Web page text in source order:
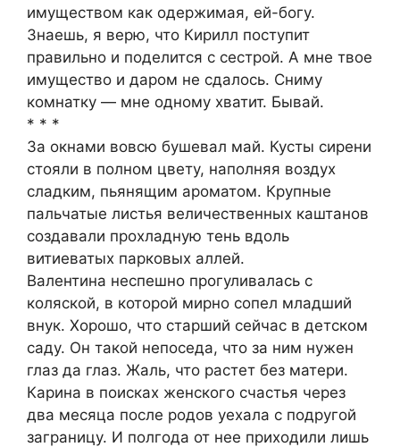
имуществом как одержимая, ей-богу.
Знаешь, я верю, что Кирилл поступит
правильно и поделится с сестрой. А мне твое
имущество и даром не сдалось. Сниму
комнатку ― мне одному хватит. Бывай.
* * *
За окнами вовсю бушевал май. Кусты сирени
стояли в полном цвету, наполняя воздух
сладким, пьянящим ароматом. Крупные
пальчатые листья величественных каштанов
создавали прохладную тень вдоль
витиеватых парковых аллей.
Валентина неспешно прогуливалась с
коляской, в которой мирно сопел младший
внук. Хорошо, что старший сейчас в детском
саду. Он такой непоседа, что за ним нужен
глаз да глаз. Жаль, что растет без матери.
Карина в поисках женского счастья через
два месяца после родов уехала с подругой
заграницу. И полгода от нее приходили лишь